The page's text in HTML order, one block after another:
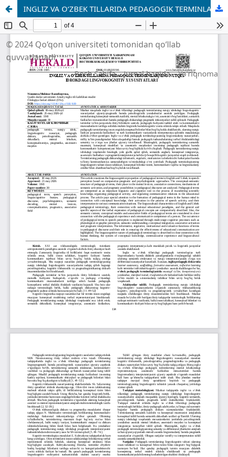
INGLIZ VA O‘ZBEK TILLARIDA PEDAGOGIK TERMINLARNING NUTQIY IDROKDAGI LINGVOKOGNITIV XUSUSIYATLARI
© 2024 Qo‘qon universiteti tomonidan qo‘llab
quvvatlanadi
Bosh Sahifa Jurnal haqida Yo'riqnoma